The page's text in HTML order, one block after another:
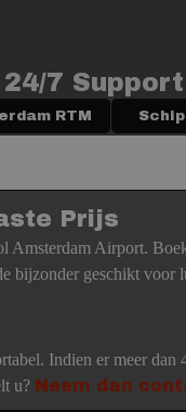
7 Support
▼ RTM
Prijs
Airport.
bijzonder geschikt voor
Indien er meer
u? Neem dan